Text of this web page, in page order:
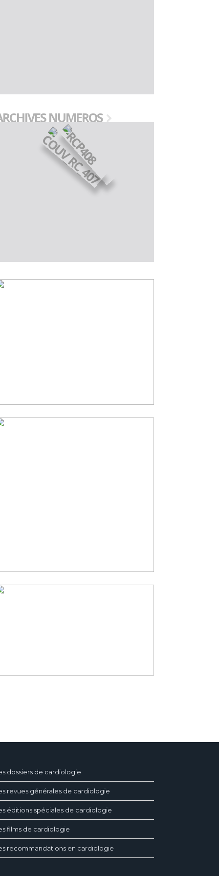
NUMEROS
dossiers de cardiologie
revues générales de cardiologie
éditions spéciales de cardiologie
films de cardiologie
recommandations en cardiologie